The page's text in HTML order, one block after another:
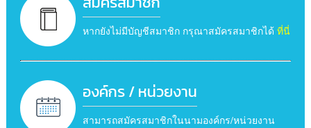
หากยังไม่มีบัญชีสมาชิก กรุณาสมัครสมาชิกได้ ที่นี่
องค์กร / หน่วยงาน
สามารถสมัครสมาชิกในนามองค์กร/หน่วยงาน